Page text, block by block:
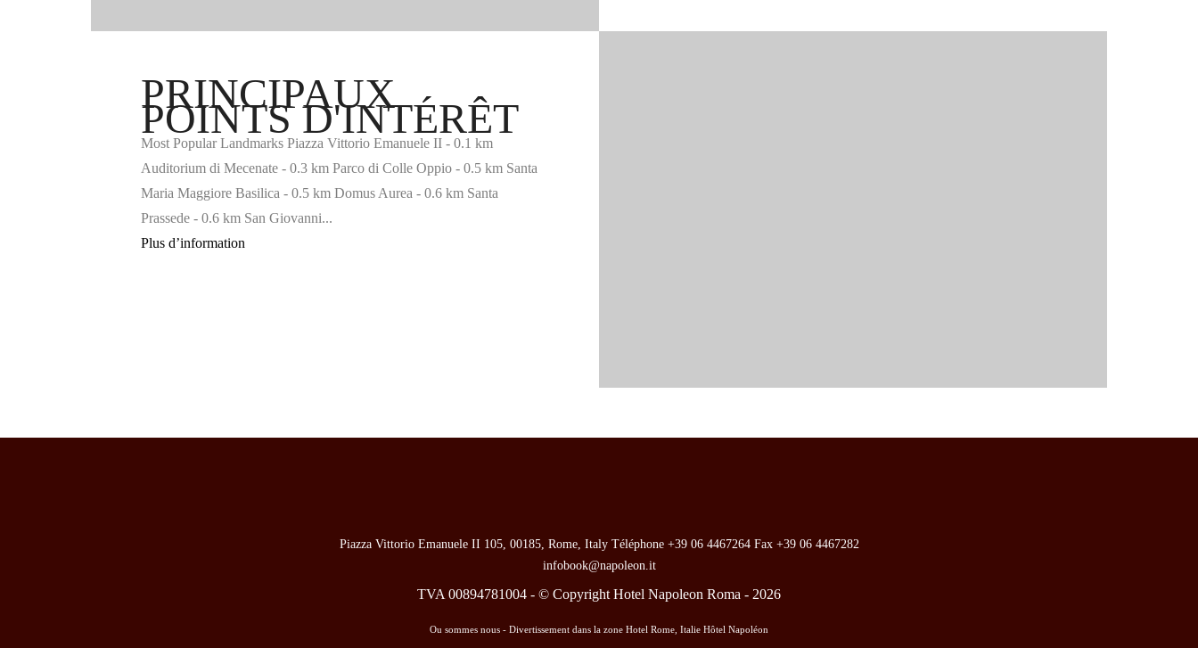
PRINCIPAUX
POINTS D'INTÉRÊT
Most Popular Landmarks Piazza Vittorio Emanuele II - 0.1 km
Auditorium di Mecenate - 0.3 km Parco di Colle Oppio - 0.5 km Santa
Maria Maggiore Basilica - 0.5 km Domus Aurea - 0.6 km Santa
Prassede - 0.6 km San Giovanni...
Plus d’information
Piazza Vittorio Emanuele II 105, 00185, Rome, Italy Téléphone +39 06 4467264 Fax +39 06 4467282
infobook@napoleon.it
TVA 00894781004 - © Copyright Hotel Napoleon Roma - 2026
Ou sommes nous - Divertissement dans la zone Hotel Rome, Italie Hôtel Napoléon